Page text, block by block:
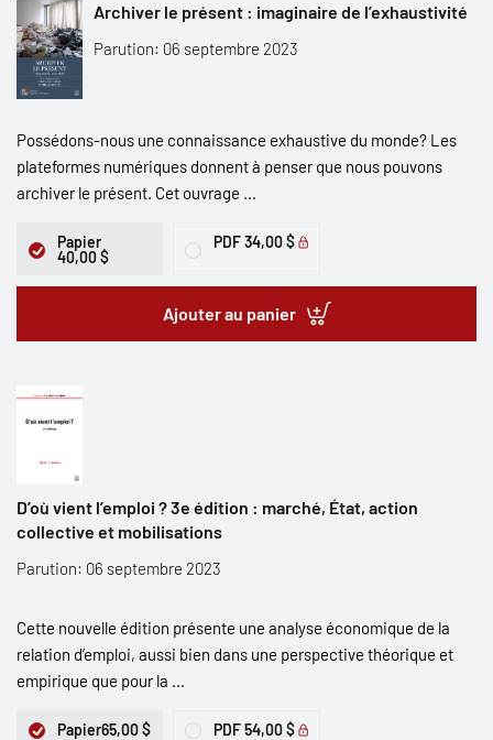
Archiver le présent : imaginaire de l’exhaustivité
Parution: 06 septembre 2023
Possédons-nous une connaissance exhaustive du monde? Les
plateformes numériques donnent à penser que nous pouvons
archiver le présent. Cet ouvrage ...
Papier
40,00 $
PDF34,00 $
Ajouter au panier
D’où vient l’emploi ? 3e édition : marché, État, action
collective et mobilisations
Parution: 06 septembre 2023
Cette nouvelle édition présente une analyse économique de la
relation d’emploi, aussi bien dans une perspective théorique et
empirique que pour la ...
Papier65,00 $ PDF54,00 $